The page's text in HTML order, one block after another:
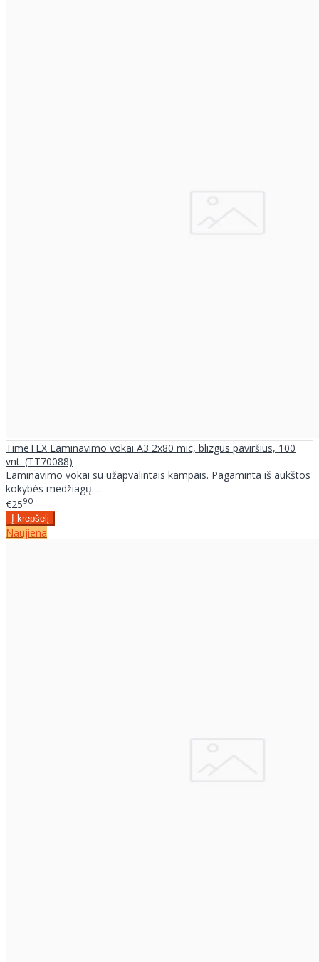
TimeTEX Laminavimo vokai A3 2x80 mic, blizgus paviršius, 100
vnt. (TT70088)
Laminavimo vokai su užapvalintais kampais. Pagaminta iš aukštos
kokybės medžiagų. ..
€2590
Naujiena